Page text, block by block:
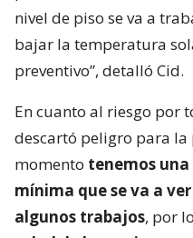
nivel de piso se va a
bajar la temperatura
preventivo”, detalló Cid.
En cuanto al riesgo por
descartó peligro para la
momento tenemos
mínima que se va a
algunos trabajos, por